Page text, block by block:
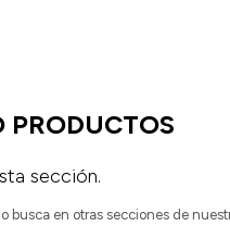
PRODUCTOS
sección.
busca en otras secciones de